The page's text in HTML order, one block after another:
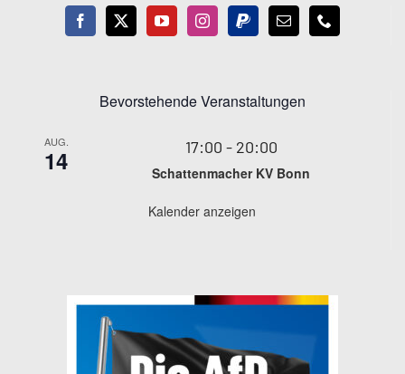
Bevorstehende Veranstaltungen
AUG.
14 17:00 - 20:00
Schattenmacher KV Bonn
Kalender anzeigen